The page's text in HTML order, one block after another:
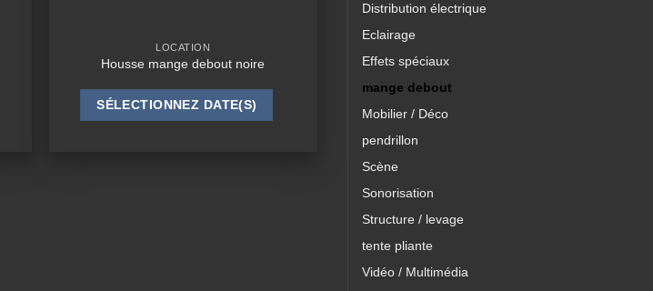
LOCATION
Housse mange debout noire
SÉLECTIONNEZ DATE(S)
Distribution électrique
Eclairage
Effets spéciaux
mange debout
Mobilier / Déco
pendrillon
Scène
Sonorisation
Structure / levage
tente pliante
Vidéo / Multimédia